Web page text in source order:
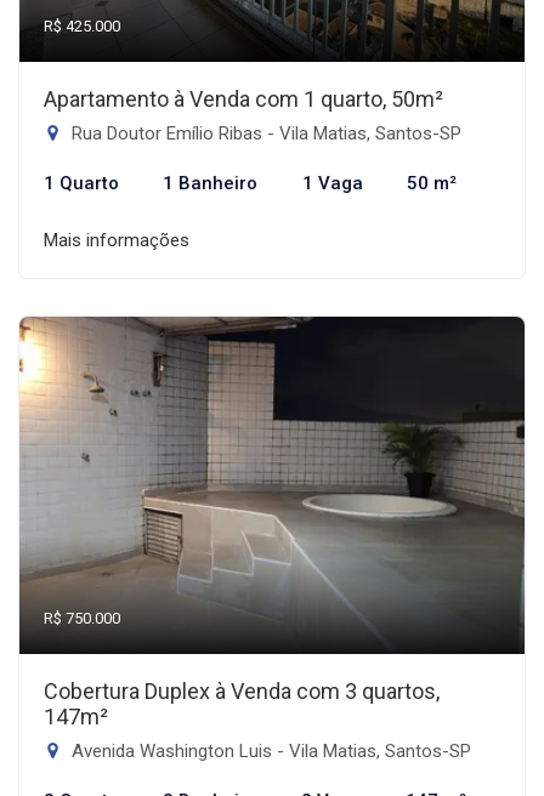
R$ 425.000
Apartamento à Venda com 1 quarto, 50m²
Rua Doutor Emílio Ribas - Vila Matias, Santos-SP
1 Quarto 1 Banheiro 1 Vaga 50 m²
Mais informações
R$ 750.000
Cobertura Duplex à Venda com 3 quartos,
147m²
Avenida Washington Luis - Vila Matias, Santos-SP